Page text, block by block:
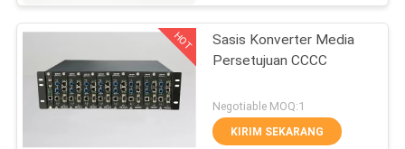
KONTROL
HUBUNGI
FTTH OLT
HOT
Sasis Konverter Media
Persetujuan CCCC
Negotiable MOQ:1
KIRIM SEKARANG